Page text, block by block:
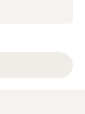
anteriores